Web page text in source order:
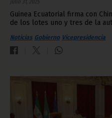
julio 31, 2025
Guinea Ecuatorial firma con
de los lotes uno y tres de la
Noticias Gobierno Vicepresidencia